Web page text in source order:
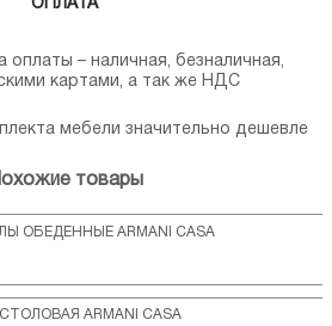
ОПЛАТА
– наличная, безналичная,
картами, а так же НДС
мебели значительно дешевле
товары
ОБЕДЕННЫЕ ARMANI CASA
СТОЛОВАЯ ARMANI CASA